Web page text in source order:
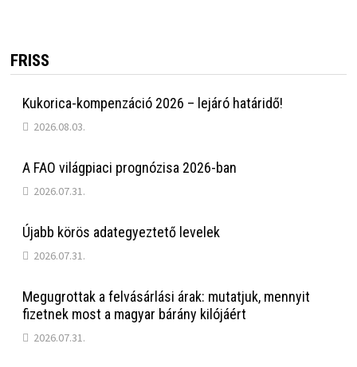
FRISS
Kukorica-kompenzáció 2026 – lejáró határidő!
2026.08.03.
A FAO világpiaci prognózisa 2026-ban
2026.07.31.
Újabb körös adategyeztető levelek
2026.07.31.
Megugrottak a felvásárlási árak: mutatjuk, mennyit
fizetnek most a magyar bárány kilójáért
2026.07.31.